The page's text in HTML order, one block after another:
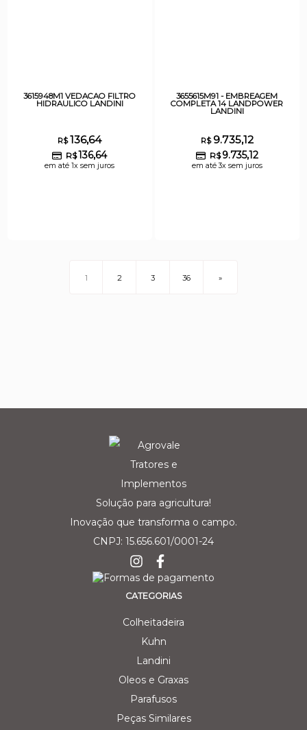
3615948M1 VEDACAO FILTRO
HIDRAULICO LANDINI
R$136,64
R$136,64
em até 1x sem juros
3655615M91 - EMBREAGEM
COMPLETA 14 LANDPOWER
LANDINI
R$9.735,12
R$ 9.735,12
em até 3x sem juros
1 2 3 36 »
Solução para agricultura!
Inovação que transforma o campo.
CNPJ: 15.656.601/0001-24
CATEGORIAS
Colheitadeira
Kuhn
Landini
Oleos e Graxas
Parafusos
Peças Similares